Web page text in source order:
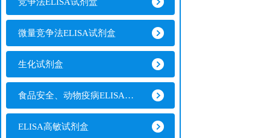
微量竞争法ELISA试剂盒
生化试剂盒
食品安全、动物疫病ELISA试剂盒
ELISA高敏试剂盒